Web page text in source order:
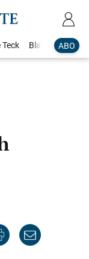
ABO
Blaulicht